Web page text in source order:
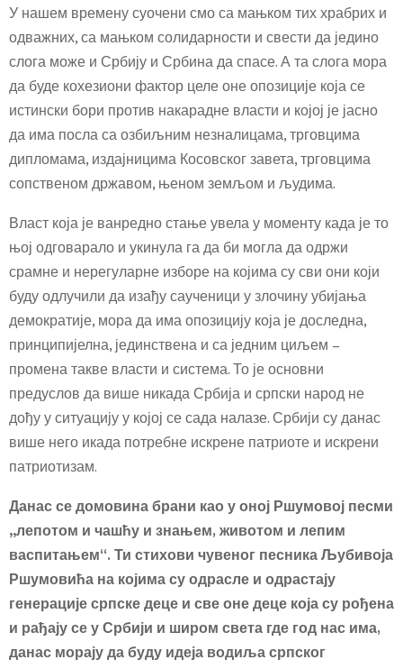
У нашем времену суочени смо са мањком тих храбрих и
одважних, са мањком солидарности и свести да једино
слога може и Србију и Србина да спасе. А та слога мора
да буде кохезиони фактор целе оне опозиције која се
истински бори против накарадне власти и којој је јасно
да има посла са озбиљним незналицама, трговцима
дипломама, издајницима Косовског завета, трговцима
сопственом државом, њеном земљом и људима.
Власт која је ванредно стање увела у моменту када је то
њој одговарало и укинула га да би могла да одржи
срамне и нерегуларне изборе на којима су сви они који
буду одлучили да изађу саученици у злочину убијања
демократије, мора да има опозицију која је доследна,
принципијелна, јединствена и са једним циљем –
промена такве власти и система. То је основни
предуслов да више никада Србија и српски народ не
дођу у ситуацију у којој се сада налазе. Србији су данас
више него икада потребне искрене патриоте и искрени
патриотизам.
Данас се домовина брани као у оној Ршумовој песми
„лепотом и чашћу и знањем, животом и лепим
васпитањем“. Ти стихови чувеног песника Љубивоја
Ршумовића на којима су одрасле и одрастају
генерације српске деце и све оне деце која су рођена
и рађају се у Србији и широм света где год нас има,
данас морају да буду идеја водиља српског